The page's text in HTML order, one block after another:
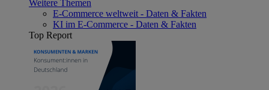
Weitere Themen
E-Commerce weltweit - Daten & Fakten
KI im E-Commerce - Daten & Fakten
Top Report